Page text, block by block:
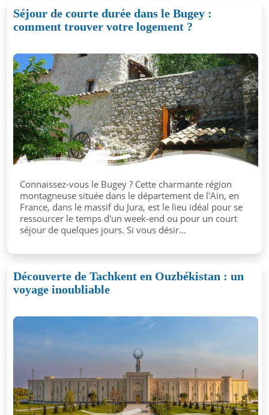
Séjour de courte durée dans le Bugey :
comment trouver votre logement ?
Connaissez-vous le Bugey ? Cette charmante région
montagneuse située dans le département de l'Ain, en
France, dans le massif du Jura, est le lieu idéal pour se
ressourcer le temps d'un week-end ou pour un court
séjour de quelques jours. Si vous désir...
Découverte de Tachkent en Ouzbékistan : un
voyage inoubliable